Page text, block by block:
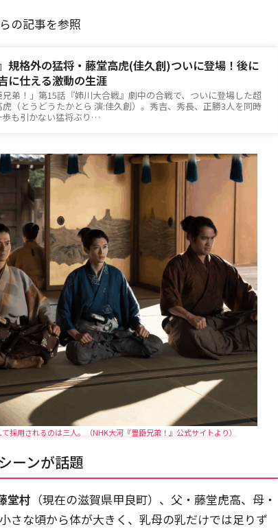
の記事を参照
規格外の猛将・藤堂高虎(佳久創)ついに登場！後に
に仕える激動の生涯
弟！」第15話『姉川大合戦』劇中の合戦で、ついに登場した超
（とうどうたかとら 演:佳久創）。秀吉、秀長、正勝3人を同時
歩も引かない猛将ぶり…
採用されるのは三人。（NHK大河『豊臣兄弟！』公式サイトより）
ーンが話題
堂村 （現在の滋賀県甲良町）、父・藤堂虎高、母・
さな頃から体が大きく、乳母の乳だけでは足りず